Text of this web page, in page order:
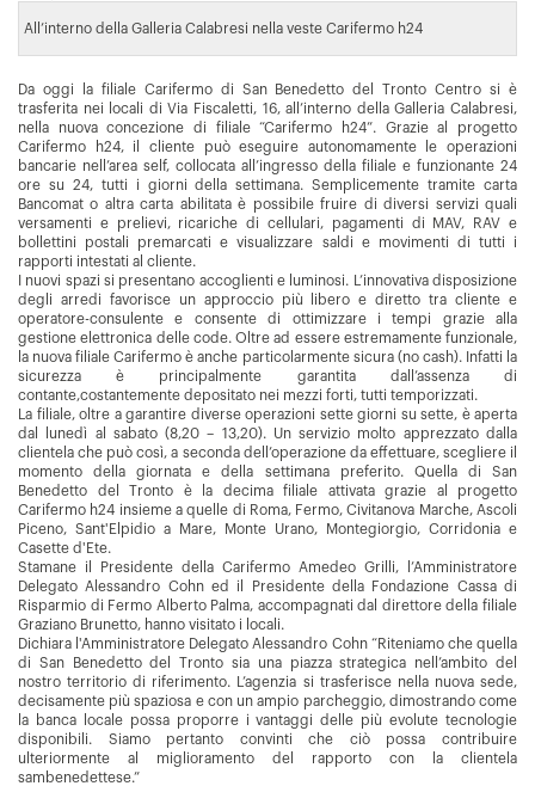
All’interno della Galleria Calabresi nella veste Carifermo h24
Da oggi la filiale Carifermo di San Benedetto del Tronto Centro si è
trasferita nei locali di Via Fiscaletti, 16, all’interno della Galleria Calabresi,
nella nuova concezione di filiale “Carifermo h24”. Grazie al progetto
Carifermo h24, il cliente può eseguire autonomamente le operazioni
bancarie nell’area self, collocata all’ingresso della filiale e funzionante 24
ore su 24, tutti i giorni della settimana. Semplicemente tramite carta
Bancomat o altra carta abilitata è possibile fruire di diversi servizi quali
versamenti e prelievi, ricariche di cellulari, pagamenti di MAV, RAV e
bollettini postali premarcati e visualizzare saldi e movimenti di tutti i
rapporti intestati al cliente.
I nuovi spazi si presentano accoglienti e luminosi. L’innovativa disposizione
degli arredi favorisce un approccio più libero e diretto tra cliente e
operatore-consulente e consente di ottimizzare i tempi grazie alla
gestione elettronica delle code. Oltre ad essere estremamente funzionale,
la nuova filiale Carifermo è anche particolarmente sicura (no cash). Infatti la
sicurezza è principalmente garantita dall’assenza di
contante,costantemente depositato nei mezzi forti, tutti temporizzati.
La filiale, oltre a garantire diverse operazioni sette giorni su sette, è aperta
dal lunedì al sabato (8,20 – 13,20). Un servizio molto apprezzato dalla
clientela che può così, a seconda dell’operazione da effettuare, scegliere il
momento della giornata e della settimana preferito. Quella di San
Benedetto del Tronto è la decima filiale attivata grazie al progetto
Carifermo h24 insieme a quelle di Roma, Fermo, Civitanova Marche, Ascoli
Piceno, Sant'Elpidio a Mare, Monte Urano, Montegiorgio, Corridonia e
Casette d'Ete.
Stamane il Presidente della Carifermo Amedeo Grilli, l’Amministratore
Delegato Alessandro Cohn ed il Presidente della Fondazione Cassa di
Risparmio di Fermo Alberto Palma, accompagnati dal direttore della filiale
Graziano Brunetto, hanno visitato i locali.
Dichiara l'Amministratore Delegato Alessandro Cohn “Riteniamo che quella
di San Benedetto del Tronto sia una piazza strategica nell’ambito del
nostro territorio di riferimento. L’agenzia si trasferisce nella nuova sede,
decisamente più spaziosa e con un ampio parcheggio, dimostrando come
la banca locale possa proporre i vantaggi delle più evolute tecnologie
disponibili. Siamo pertanto convinti che ciò possa contribuire
ulteriormente al miglioramento del rapporto con la clientela
sambenedettese.”